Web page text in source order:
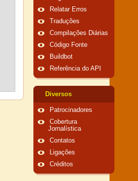
Relatar Erros
Traduções
Compilações Diárias
Código Fonte
Buildbot
Referência do API
Diversos
Patrocinadores
Cobertura
Jornalística
Contatos
Ligações
Créditos